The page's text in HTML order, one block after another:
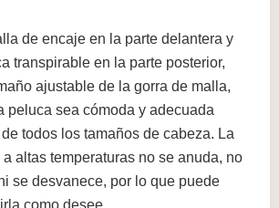
de encaje en la parte delantera y
transpirable en la parte posterior,
ajustable de la gorra de malla,
peluca sea cómoda y adecuada
todos los tamaños de cabeza. La
altas temperaturas no se anuda, no
se desvanece, por lo que puede
como desee.